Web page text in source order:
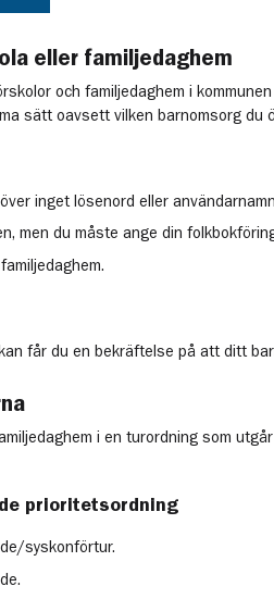
eller familjedaghem
och familjedaghem i
sätt oavsett vilken barnomsorg du
inget lösenord eller
men du måste ange din
får du en bekräftelse på att ditt
i en turordning som
prioritetsordning
syskonförtur.